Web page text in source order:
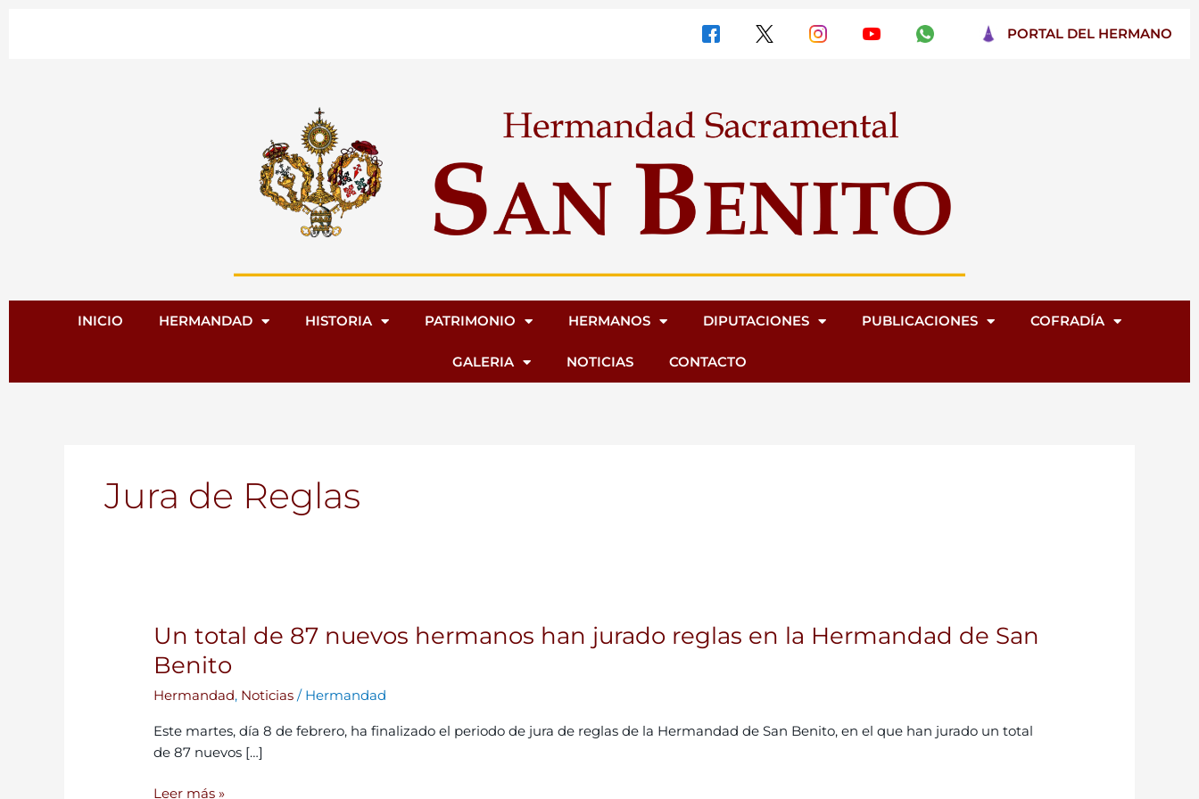
PORTAL DEL HERMANO
INICIO HERMANDAD HISTORIA PATRIMONIO HERMANOS DIPUTACIONES PUBLICACIONES COFRADÍA
GALERIA NOTICIAS CONTACTO
Jura de Reglas
Un total de 87 nuevos hermanos han jurado reglas en la Hermandad de San
Benito
Hermandad, Noticias / Hermandad
Este martes, día 8 de febrero, ha finalizado el periodo de jura de reglas de la Hermandad de San Benito, en el que han jurado un total
de 87 nuevos […]
Un
total
de
87
hermanos
han
Leer más »